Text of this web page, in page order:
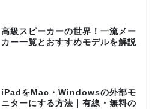
高級スピーカーの世界！一流メー
カー一覧とおすすめモデルを解説
iPadをMac・Windowsの外部モ
ニターにする方法｜有線・無料の